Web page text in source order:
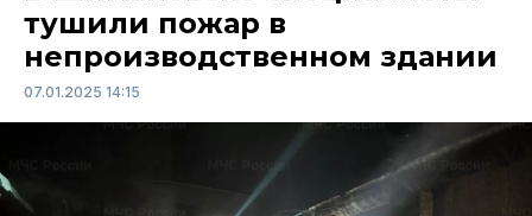
тушили пожар в
непроизводственном здании
07.01.2025 14:15